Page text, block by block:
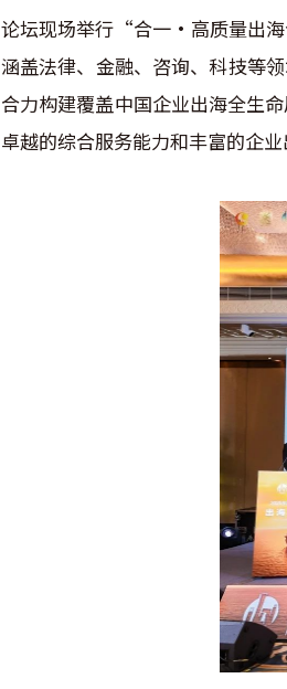
论坛现场举行“合一·高质量出海
涵盖法律、金融、咨询、科技等
合力构建覆盖中国企业出海全生
卓越的综合服务能力和丰富的企